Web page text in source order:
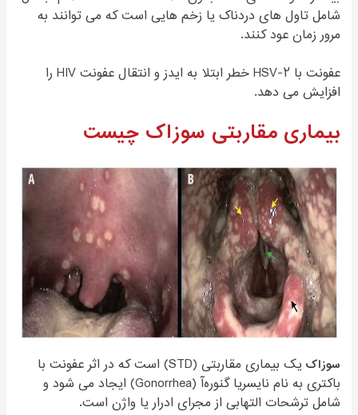
شامل تاول های دردناک یا زخم هایی است که می توانند به
مرور زمان عود کنند.
عفونت با HSV-۲ خطر ابتلا به ایدز و انتقال عفونت HIV را
افزایش می دهد.
بیماری مقاربتی سوزاک چیست
سوزاک
یک بیماری مقاربتی (STD) است که در اثر عفونت با
باکتری به نام نایسریا گنوره‌آ (Gonorrhea) ایجاد می شود و
شامل ترشحات التهابی از مجرای ادرار یا واژن است.